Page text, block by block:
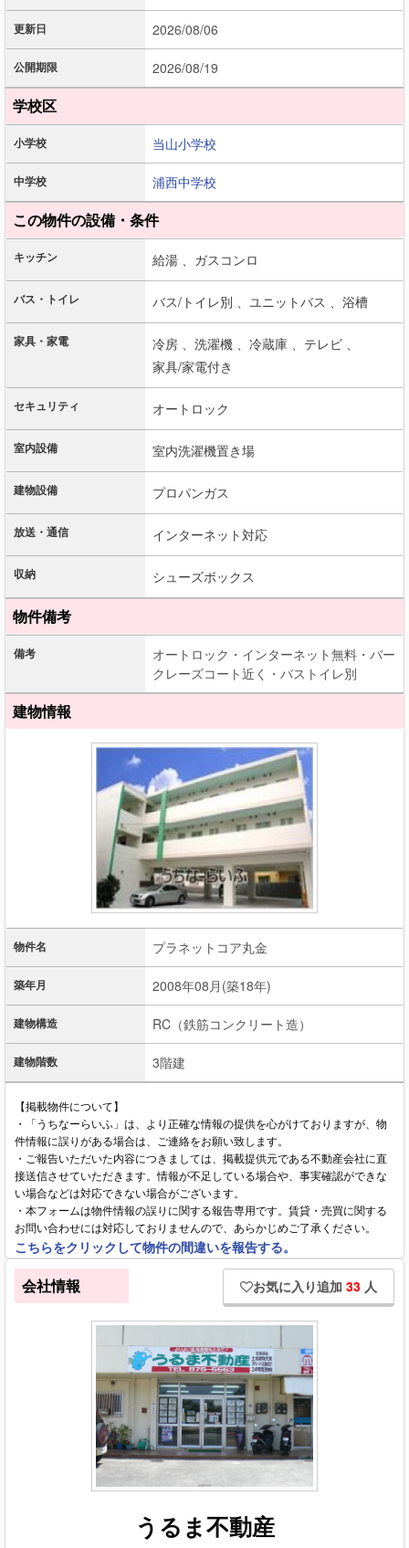
更新日 2026/08/06
公開期限 2026/08/19
学校区
小学校 当山小学校
中学校 浦西中学校
この物件の設備・条件
キッチン 給湯 、 ガスコンロ
バス・トイレ バス/トイレ別 、 ユニットバス 、 浴槽
家具・家電 冷房 、 洗濯機 、 冷蔵庫 、 テレビ 、
家具/家電付き
セキュリティ オートロック
室内設備 室内洗濯機置き場
建物設備 プロパンガス
放送・通信 インターネット対応
収納 シューズボックス
物件備考
備考
オートロック・インターネット無料・バー
クレーズコート近く・バストイレ別
建物情報
物件名 プラネットコア丸金
築年月 2008年08月(築18年)
建物構造 RC（鉄筋コンクリート造）
建物階数 3階建
【掲載物件について】
・「うちなーらいふ」は、より正確な情報の提供を心がけておりますが、物
件情報に誤りがある場合は、ご連絡をお願い致します。
・ご報告いただいた内容につきましては、掲載提供元である不動産会社に直
接送信させていただきます。情報が不足している場合や、事実確認ができな
い場合などは対応できない場合がございます。
・本フォームは物件情報の誤りに関する報告専用です。賃貸・売買に関する
お問い合わせには対応しておりませんので、あらかじめご了承ください。
こちらをクリックして物件の間違いを報告する。
会社情報 お気に入り追加 33 人
うるま不動産